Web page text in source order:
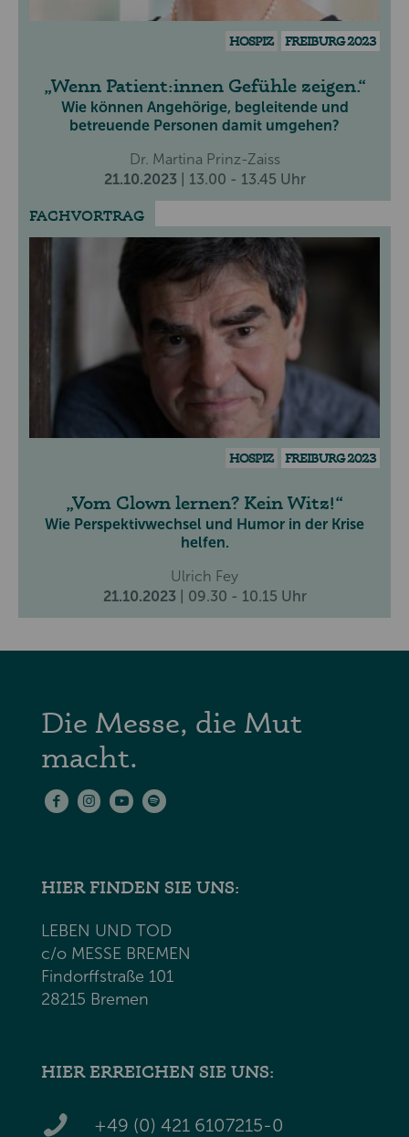
HOSPIZ FREIBURG 2023
Wenn Patient:innen Gefühle zeigen.
Wie können Angehörige, begleitende und
betreuende Personen damit umgehen?
Dr. Martina Prinz-Zaiss
21.10.2023
| 13.00 - 13.45 Uhr
FACHVORTRAG
HOSPIZ FREIBURG 2023
Vom Clown lernen? Kein Witz!
Wie Perspektivwechsel und Humor in der Krise
helfen.
Ulrich Fey
21.10.2023
| 09.30 - 10.15 Uhr
Die Messe, die Mut
macht.
HIER FINDEN SIE UNS:
LEBEN UND TOD
c/o MESSE BREMEN
Findorffstraße 101
28215 Bremen
HIER ERREICHEN SIE UNS:
+49 (0) 421 6107215-0